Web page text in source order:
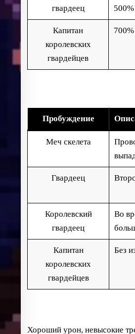
гвардеец
Капитан
королевских
гвардейцев
Пробуждение
Меч скелета
Гвардеец
Королевский
гвардеец
Во
Капитан
королевских
гвардейцев
Без
Хороший урон, невысокие